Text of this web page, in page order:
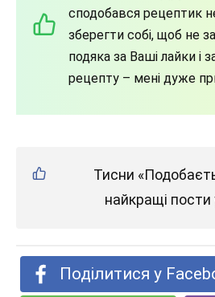
сподобався рецептик
зберегти собі, щоб не
подяка за Ваші лайки і
рецепту – мені дуже
Тисни
найкращі пости
Поділитися у